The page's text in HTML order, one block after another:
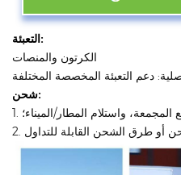
التعبئة:
الكرتون والمنصات
دعم التعبئة المخصصة المختلفة
شحن:
واستلام المطار/الميناء؛